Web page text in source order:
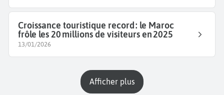
Croissance touristique record : le Maroc
frôle les 20 millions de visiteurs en 2025
13/01/2026
Afficher plus